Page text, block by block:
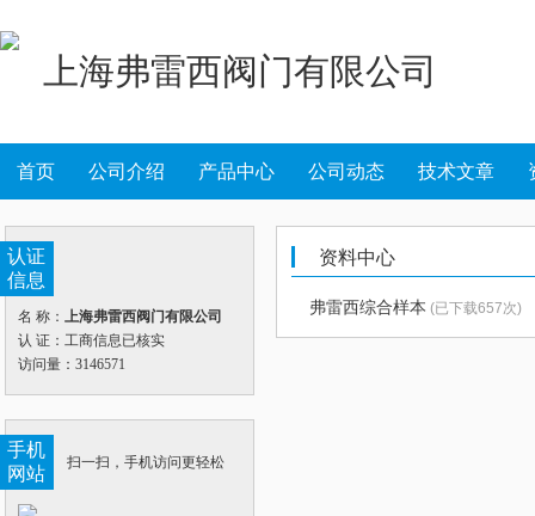
上海弗雷西阀门有限公司
首页 公司介绍 产品中心 公司动态 技术文章
认证
信息
名 称： 上海弗雷西阀门有限公司
认 证：工商信息已核实
访问量：3146571
手机
网站
扫一扫，手机访问更轻松
资料中心
弗雷西综合样本 (已下载657次)